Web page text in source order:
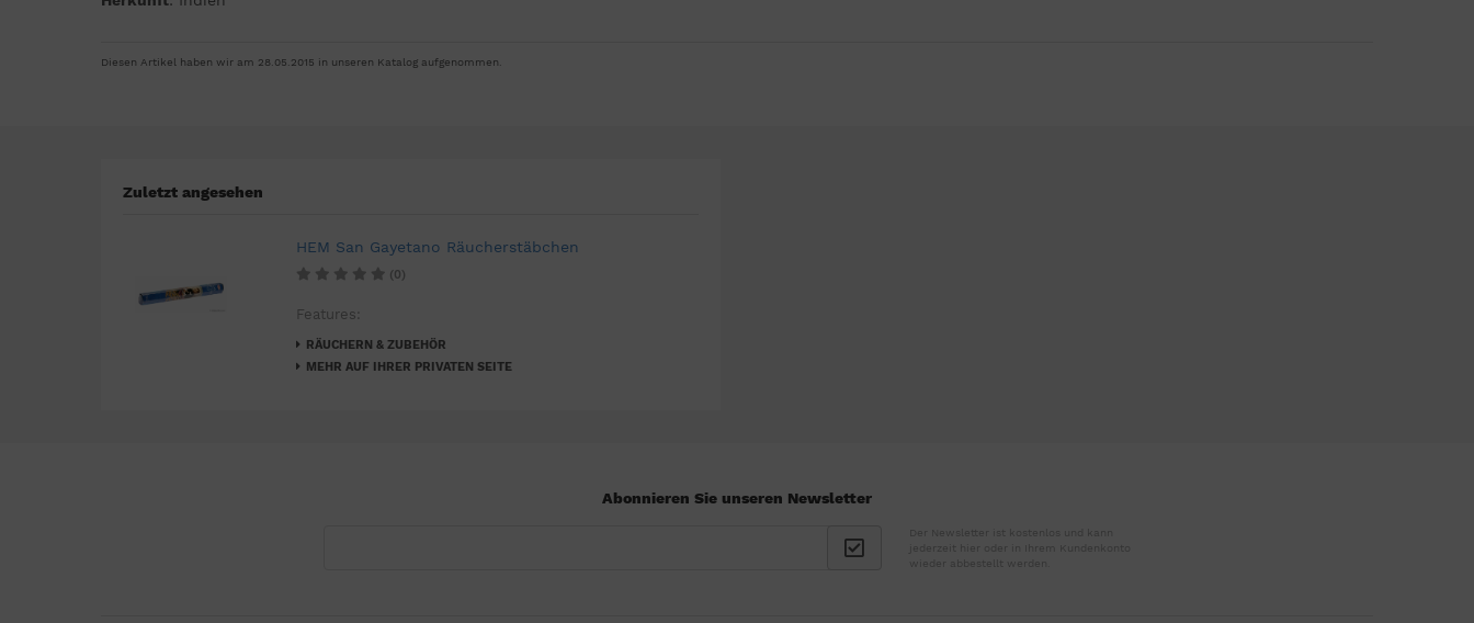
Diesen Artikel haben wir am 28.05.2015 in unseren Katalog aufgenommen.
Zuletzt angesehen
HEM San Gayetano Räucherstäbchen
(0)
Features:
RÄUCHERN & ZUBEHÖR
MEHR AUF IHRER PRIVATEN SEITE
Abonnieren Sie unseren Newsletter
Der Newsletter ist kostenlos und kann
jederzeit hier oder in Ihrem Kundenkonto
wieder abbestellt werden.